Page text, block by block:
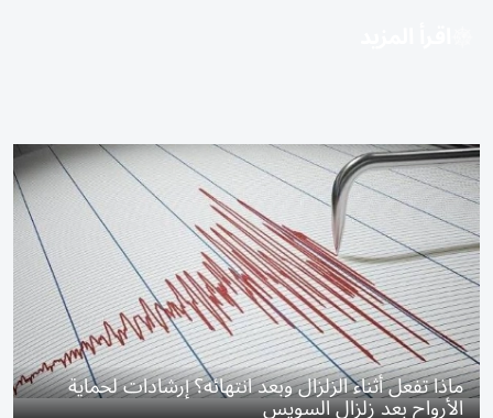
ماذا تفعل أثناء الزلزال وبعد انتهائه؟ إرشادات لحماية
الأرواح بعد زلزال السويس